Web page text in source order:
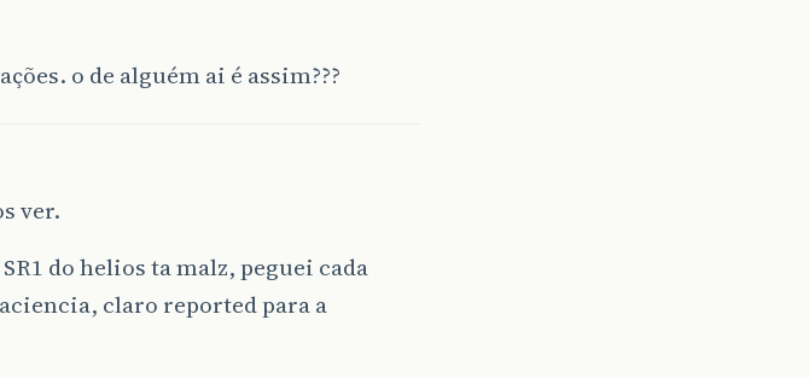
o de alguém ai é assim???
ver.
do helios ta malz, peguei cada
claro reported para a